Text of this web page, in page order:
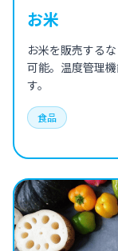
お米
お米を販売する
可能。温度管理
す。
食品